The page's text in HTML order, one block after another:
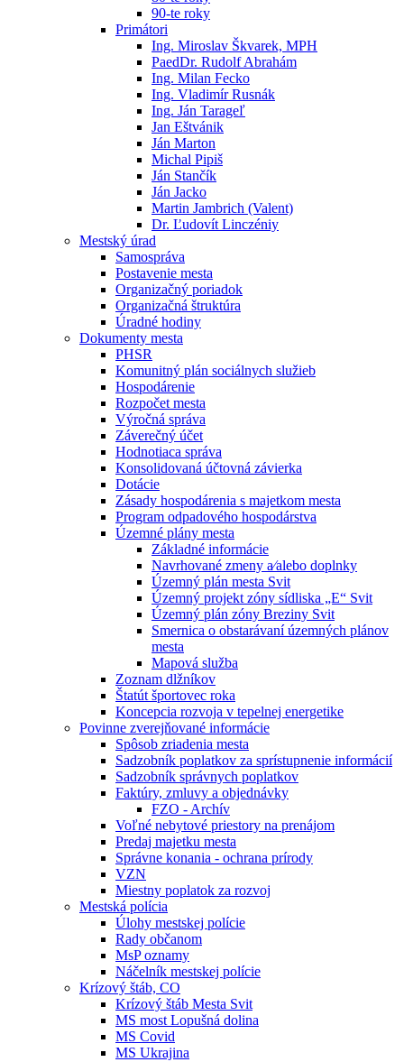
90-te roky
Primátori
Ing. Miroslav Škvarek, MPH
PaedDr. Rudolf Abrahám
Ing. Milan Fecko
Ing. Vladimír Rusnák
Ing. Ján Tarageľ
Jan Eštvánik
Ján Marton
Michal Pipiš
Ján Stančík
Ján Jacko
Martin Jambrich (Valent)
Dr. Ľudovít Linczéniy
Mestský úrad
Samospráva
Postavenie mesta
Organizačný poriadok
Organizačná štruktúra
Úradné hodiny
Dokumenty mesta
PHSR
Komunitný plán sociálnych služieb
Hospodárenie
Rozpočet mesta
Výročná správa
Záverečný účet
Hodnotiaca správa
Konsolidovaná účtovná závierka
Dotácie
Zásady hospodárenia s majetkom mesta
Program odpadového hospodárstva
Územné plány mesta
Základné informácie
Navrhované zmeny a⁄alebo doplnky
Územný plán mesta Svit
Územný projekt zóny sídliska „E“ Svit
Územný plán zóny Breziny Svit
Smernica o obstarávaní územných plánov
mesta
Mapová služba
Zoznam dlžníkov
Štatút športovec roka
Koncepcia rozvoja v tepelnej energetike
Povinne zverejňované informácie
Spôsob zriadenia mesta
Sadzobník poplatkov za sprístupnenie informácií
Sadzobník správnych poplatkov
Faktúry, zmluvy a objednávky
FZO - Archív
Voľné nebytové priestory na prenájom
Predaj majetku mesta
Správne konania - ochrana prírody
VZN
Miestny poplatok za rozvoj
Mestská polícia
Úlohy mestskej polície
Rady občanom
MsP oznamy
Náčelník mestskej polície
Krízový štáb, CO
Krízový štáb Mesta Svit
MS most Lopušná dolina
MS Covid
MS Ukrajina